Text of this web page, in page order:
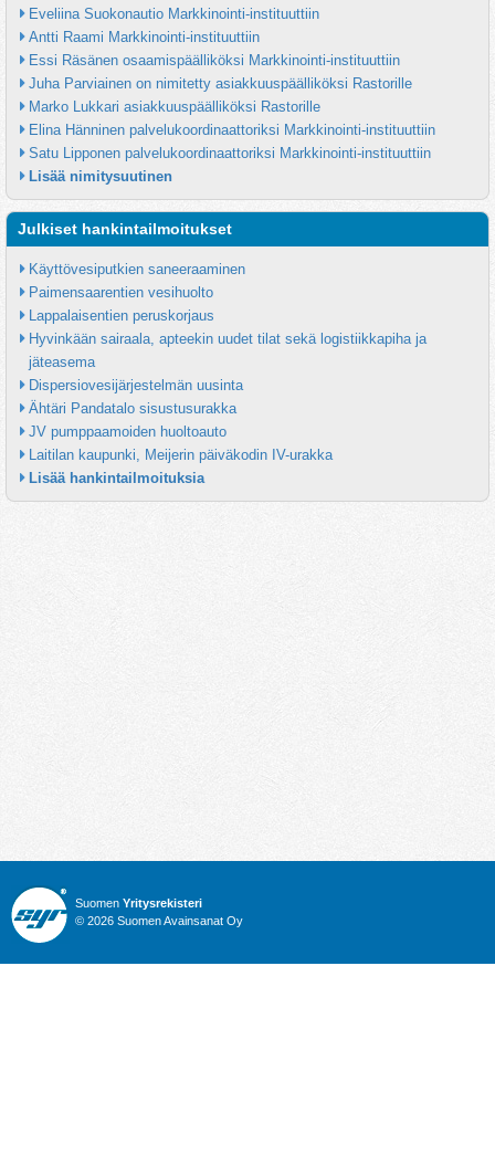
Eveliina Suokonautio Markkinointi-instituuttiin
Antti Raami Markkinointi-instituuttiin
Essi Räsänen osaamispäälliköksi Markkinointi-instituuttiin
Juha Parviainen on nimitetty asiakkuuspäälliköksi Rastorille
Marko Lukkari asiakkuuspäälliköksi Rastorille
Elina Hänninen palvelukoordinaattoriksi Markkinointi-instituuttiin
Satu Lipponen palvelukoordinaattoriksi Markkinointi-instituuttiin
Lisää nimitysuutinen
Julkiset hankintailmoitukset
Käyttövesiputkien saneeraaminen
Paimensaarentien vesihuolto
Lappalaisentien peruskorjaus
Hyvinkään sairaala, apteekin uudet tilat sekä logistiikkapiha ja
jäteasema
Dispersiovesijärjestelmän uusinta
Ähtäri Pandatalo sisustusurakka
JV pumppaamoiden huoltoauto
Laitilan kaupunki, Meijerin päiväkodin IV-urakka
Lisää hankintailmoituksia
Suomen Yritysrekisteri
© 2026 Suomen Avainsanat Oy